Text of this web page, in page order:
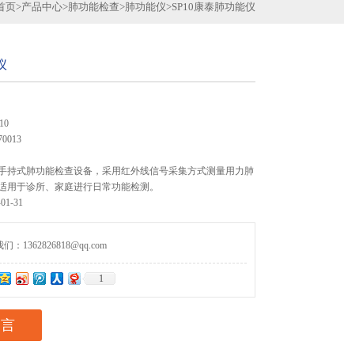
页>产品中心>肺功能检查>肺功能仪>SP10康泰肺功能仪
持式肺功能检查设备，采用红外线信号采集方式测量用力肺
用于诊所、家庭进行日常功能检测。
31
：1362826818@qq.com
1